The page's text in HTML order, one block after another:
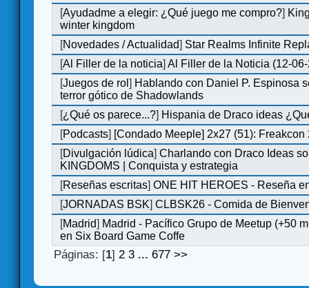
[Ayudadme a elegir: ¿Qué juego me compro?]
winter kingdom
[Novedades / Actualidad] Star Realms Infinite
[Al Filler de la noticia]Al Filler de la Noticia (12-
[Juegos de rol] Hablando con Daniel P. Espinosa
terror gótico de Shadowlands
[¿Qué os parece...?] Hispania de Draco ideas
[Podcasts] [Condado Meeple] 2x27 (51): Freakcon
[Divulgación lúdica]Charlando con Draco Ideas
KINGDOMS | Conquista y estrategia
[Reseñas escritas]ONE HIT HEROES - Reseña
[JORNADAS BSK]CLBSK26 - Comida de
[Madrid] Madrid - Pacífico Grupo de Meetup (+50
en Six Board Game Coffe
Páginas: [1]2 3 ...677 >>